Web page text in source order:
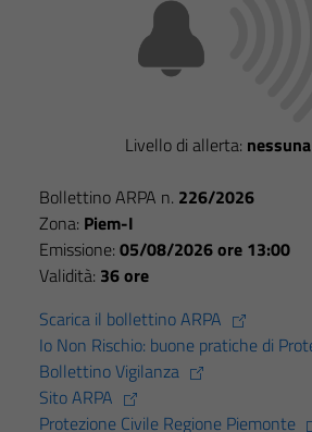
Livello di allerta:
Bollettino ARPA n. 226/2026
Zona: Piem-I
Emissione: 05/08/2026 ore 13:00
Validità: 36 ore
Scarica il bollettino ARPA
Io Non Rischio: buone pratiche di
Bollettino Vigilanza
Sito ARPA
Protezione Civile Regione Piemonte